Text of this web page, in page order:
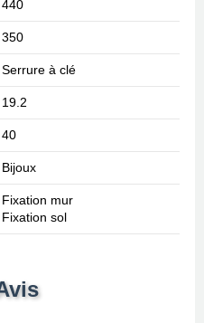
440
350
Serrure à clé
19.2
40
Bijoux
Fixation mur
Fixation sol